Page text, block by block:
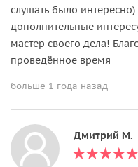
слушать было
дополнительные
мастер своего дела!
проведённое время
больше 1 года назад
Дмитрий М.